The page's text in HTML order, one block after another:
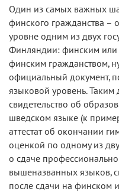
Один из самых важных
финского гражданства –
уровне одним из двух
Финляндии: финским или
финским гражданством,
официальный документ,
языковой уровень.
свидетельство об
шведском языке (к
аттестат об окончании
оценкой по одному из
о сдаче
вышеназванных языков,
после сдачи на финском